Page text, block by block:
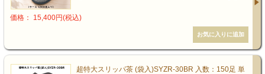
価格： 15,400円(税込)
超特大スリッパ茶 (袋入)SYZR-30BR 入数：150足 単